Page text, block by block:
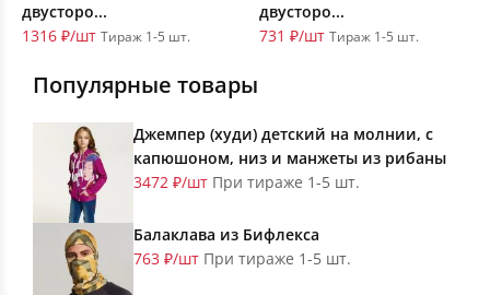
двусторо...
1316 ₽/шт Тираж 1-5 шт.
двусторо...
731 ₽/шт Тираж 1-5 шт.
Популярные товары
Джемпер (худи) детский на молнии, с
капюшоном, низ и манжеты из рибаны
3472 ₽/шт При тираже 1-5 шт.
Балаклава из Бифлекса
763 ₽/шт При тираже 1-5 шт.